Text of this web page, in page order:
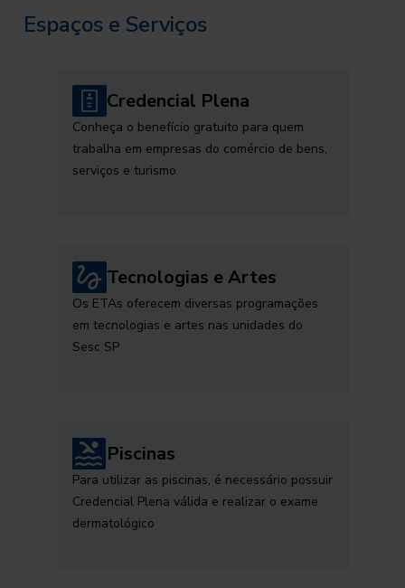
Espaços e Serviços
Credencial Plena
Conheça o benefício gratuito para quem
trabalha em empresas do comércio de bens,
serviços e turismo
Tecnologias e Artes
Os ETAs oferecem diversas programações
em tecnologias e artes nas unidades do
Sesc SP
Piscinas
Para utilizar as piscinas, é necessário possuir
Credencial Plena válida e realizar o exame
dermatológico